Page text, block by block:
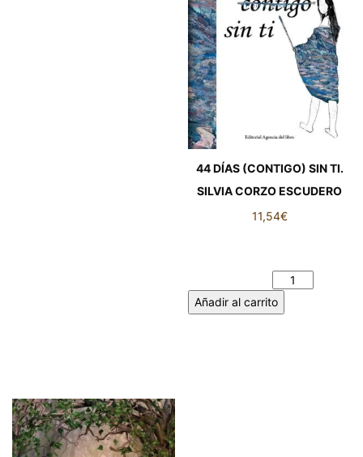
44 DÍAS (CONTIGO) SIN TI.
SILVIA CORZO ESCUDERO
11,54€
Añadir al carrito